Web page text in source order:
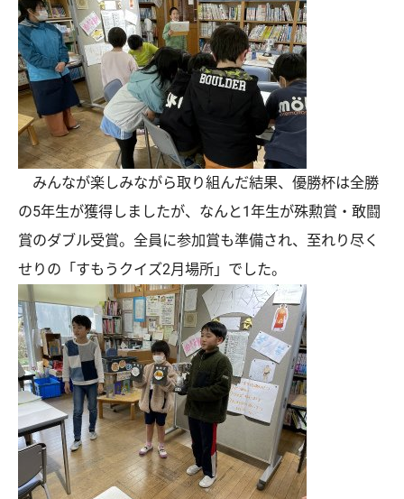
みんなが楽しみながら取り組んだ結果、優勝杯は全勝
の5年生が獲得しましたが、なんと1年生が殊勲賞・敢闘
賞のダブル受賞。全員に参加賞も準備され、至れり尽く
せりの「すもうクイズ2月場所」でした。